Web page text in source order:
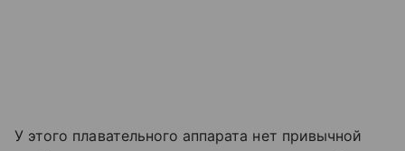
У этого плавательного аппарата нет привычной